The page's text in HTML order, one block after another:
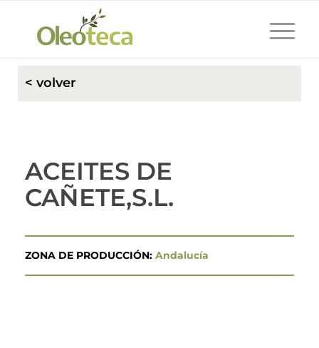
< volver
ACEITES DE
CAÑETE,S.L.
ZONA DE PRODUCCIÓN: Andalucía